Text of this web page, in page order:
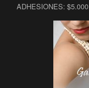
ADHESIONES: $5.000